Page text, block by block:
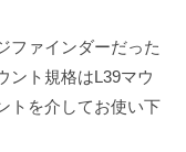
ファインダーだった
ント規格はL39マウ
トを介してお使い下